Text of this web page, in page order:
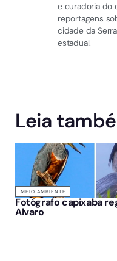
e curadoria do
reportagens
cidade da
estadual.
Leia
MEIO AMBIENTE
Fotógrafo capixaba
Alvaro